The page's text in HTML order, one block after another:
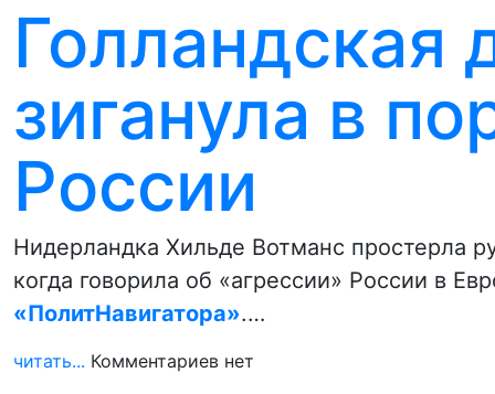
Голландская
зиганула в
России
Нидерландка Хильде Вотманс простерла
когда говорила об «агрессии» России в
«ПолитНавигатора».…
читать... Комментариев нет